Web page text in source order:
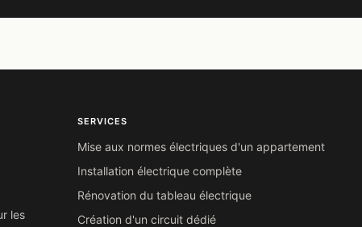
les
SERVICES
Mise aux normes électriques d'un appartement
Installation électrique complète
Rénovation du tableau électrique
Création d'un circuit dédié